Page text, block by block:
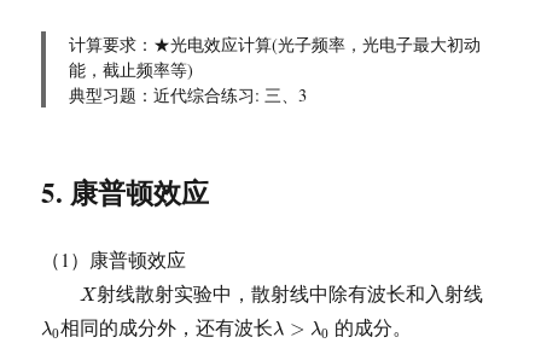
计算要求：★光电效应计算(光子频率，光电子最大初动
能，截止频率等)
典型习题：近代综合练习: 三、3
5. 康普顿效应
（1）康普顿效应
X
X射线散射实验中，散射线中除有波长和入射线
λ0
λ 0相同的成分外，还有波长λ > λ0
λ >λ 0 的成分。